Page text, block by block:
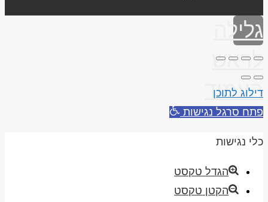
גלילה
לראש
העמוד
דילוג לתוכן
פתח סרגל נגישות
כלי נגישות
הגדל טקסט
הקטן טקסט